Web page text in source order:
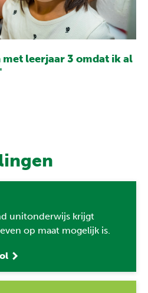
leerjaar 3 omdat ik al
unitonderwijs krijgt
op maat mogelijk is.